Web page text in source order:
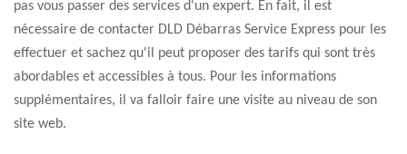
pas vous passer des services d'un expert. En fait, il est
nécessaire de contacter DLD Débarras Service Express pour les
effectuer et sachez qu'il peut proposer des tarifs qui sont très
abordables et accessibles à tous. Pour les informations
supplémentaires, il va falloir faire une visite au niveau de son
site web.